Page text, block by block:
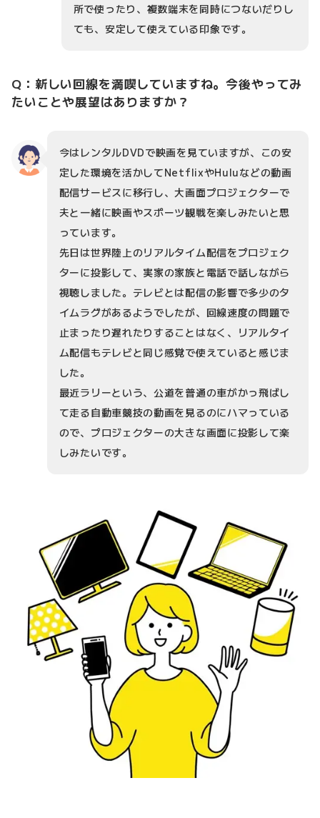
所で使ったり、複数端末を同時につないだりし
ても、安定して使えている印象です。
Q：新しい回線を満喫していますね。今後やってみ
たいことや展望はありますか？
今はレンタルDVDで映画を見ていますが、この安
定した環境を活かしてNetflixやHuluなどの動画
配信サービスに移行し、大画面プロジェクターで
夫と一緒に映画やスポーツ観戦を楽しみたいと思
っています。
先日は世界陸上のリアルタイム配信をプロジェク
ターに投影して、実家の家族と電話で話しながら
視聴しました。テレビとは配信の影響で多少のタ
イムラグがあるようでしたが、回線速度の問題で
止まったり遅れたりすることはなく、リアルタイ
ム配信もテレビと同じ感覚で使えていると感じま
した。
最近ラリーという、公道を普通の車がかっ飛ばし
て走る自動車競技の動画を見るのにハマっている
ので、プロジェクターの大きな画面に投影して楽
しみたいです。